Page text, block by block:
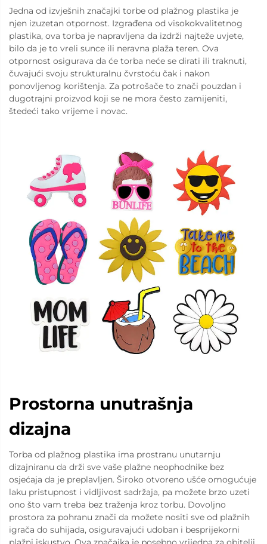
Jedna od izvješnih značajki torbe od plažnog plastika je
njen izuzetan otpornost. Izgrađena od visokokvalitetnog
plastika, ova torba je napravljena da izdrži najteže uvjete,
bilo da je to vreli sunce ili neravna plaža teren. Ova
otpornost osigurava da će torba neće se dirati ili traknuti,
čuvajući svoju strukturalnu čvrstoću čak i nakon
ponovljenog korištenja. Za potrošače to znači pouzdan i
dugotrajni proizvod koji se ne mora često zamijeniti,
štedeći tako vrijeme i novac.
Prostorna unutrašnja
dizajna
Torba od plažnog plastika ima prostranu unutarnju
dizajniranu da drži sve vaše plažne neophodnike bez
osjećaja da je preplavljen. Široko otvoreno ušće omogućuje
laku pristupnost i vidljivost sadržaja, pa možete brzo uzeti
ono što vam treba bez traženja kroz torbu. Dovoljno
prostora za pohranu znači da možete nositi sve od plažnih
igrača do suhijada, osiguravajući udoban i besprijekorni